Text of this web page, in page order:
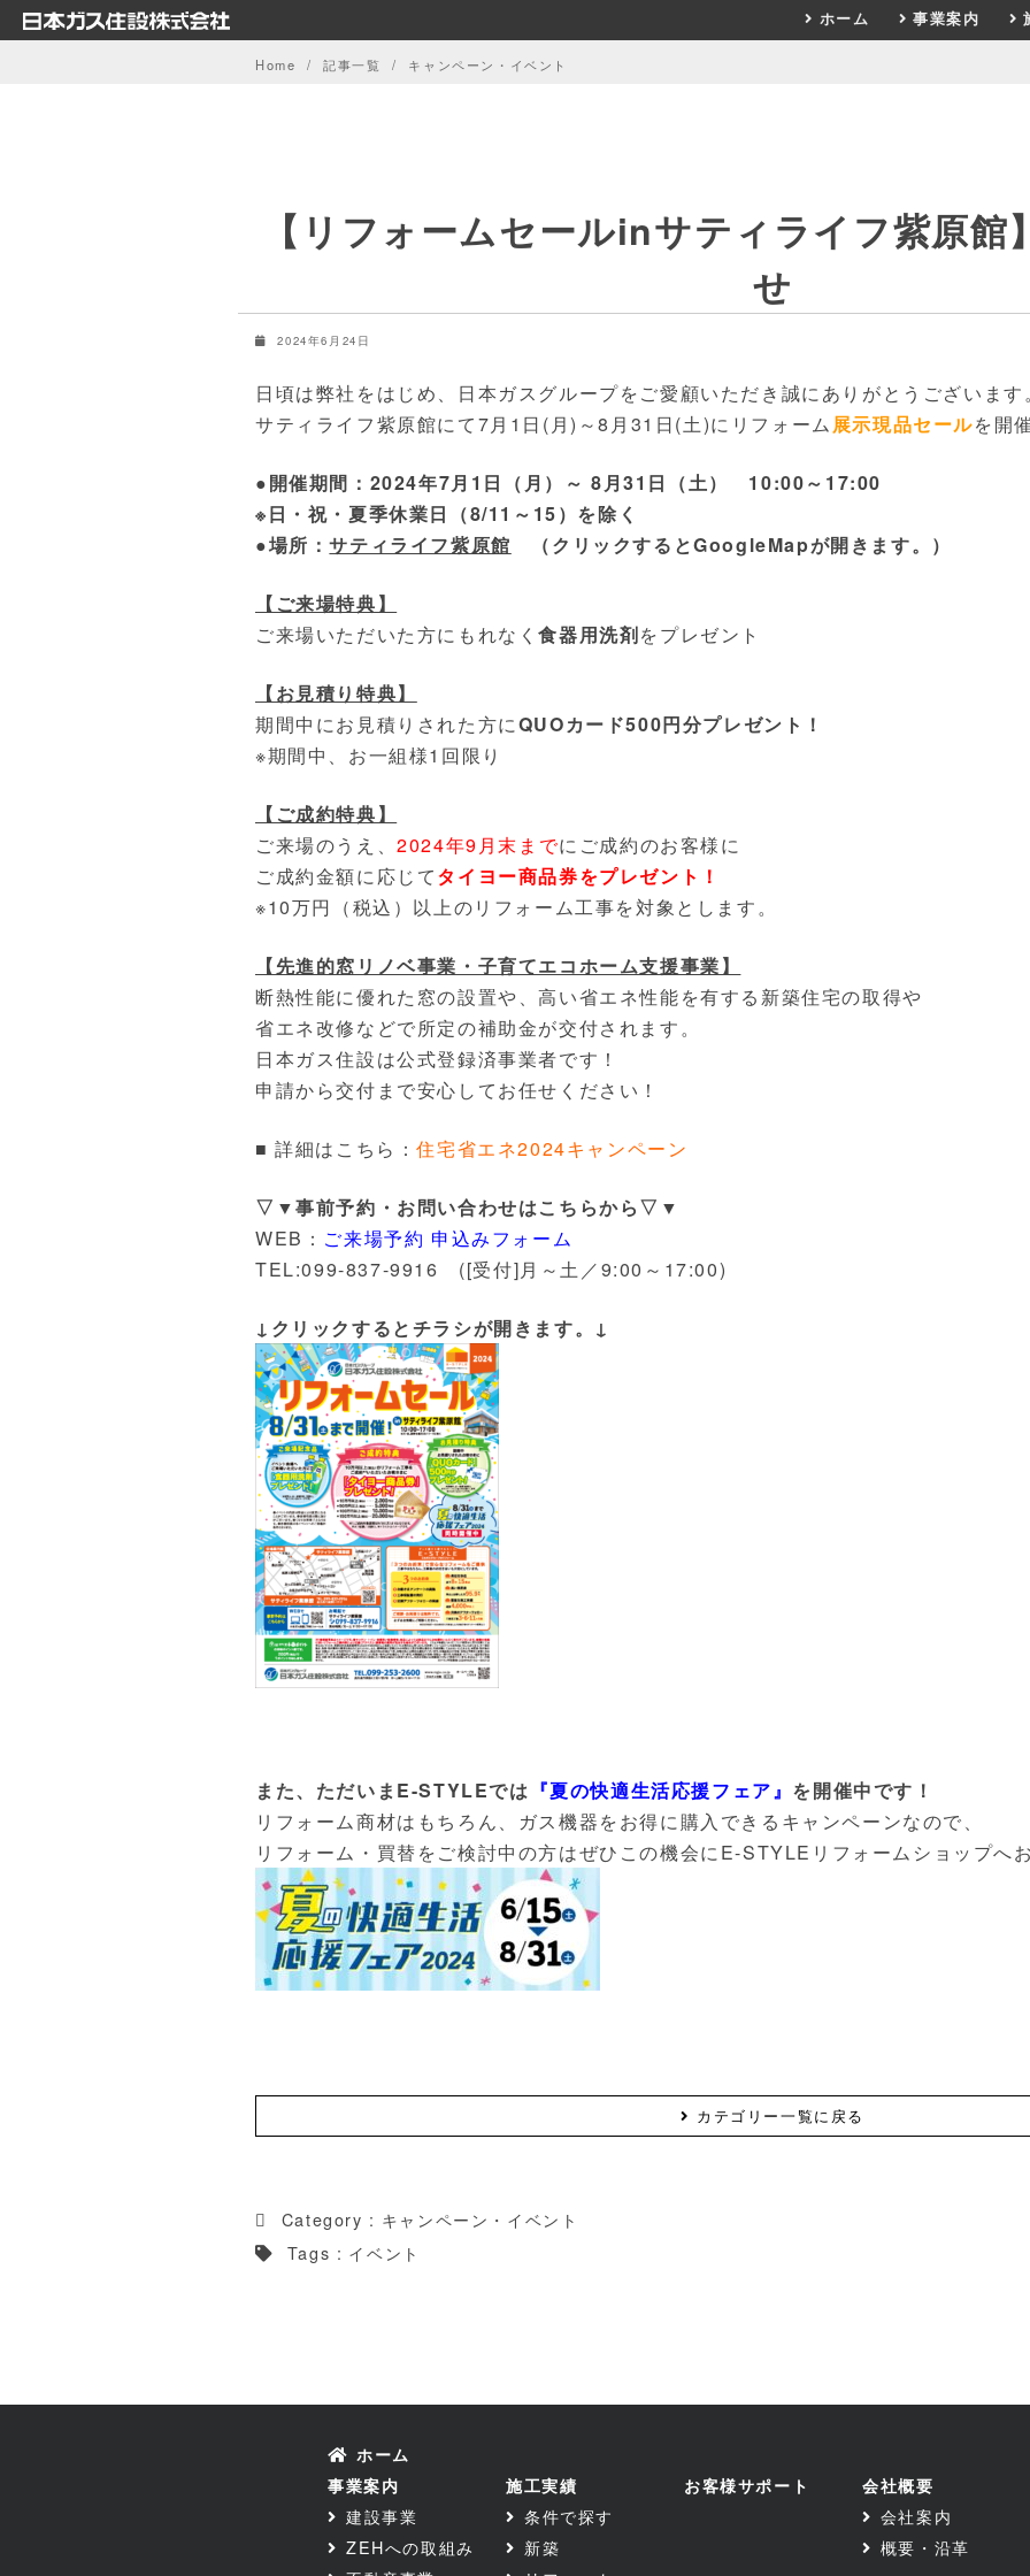
Skip
to
ホーム 事業案内
Home 記事一覧 キャンペーン・イベント
【リフォームセールinサティライフ紫原館
せ
2024年6月24日
日頃は弊社をはじめ、日本ガスグループをご愛顧いただき誠にありがとうございます。
サティライフ紫原館にて7月1日(月)～8月31日(土)にリフォーム展示現品セールを開
●開催期間：2024年7月1日（月）～ 8月31日（土） 10:00～17:00
※日・祝・夏季休業日（8/11～15）を除く
●場所：サティライフ紫原館 （クリックするとGoogleMapが開きます。）
【ご来場特典】
ご来場いただいた方にもれなく食器用洗剤をプレゼント
【お見積り特典】
期間中にお見積りされた方にQUOカード500円分プレゼント！
※期間中、お一組様1回限り
【ご成約特典】
ご来場のうえ、2024年9月末までにご成約のお客様に
ご成約金額に応じてタイヨー商品券をプレゼント！
※10万円（税込）以上のリフォーム工事を対象とします。
【先進的窓リノベ事業・子育てエコホーム支援事業】
断熱性能に優れた窓の設置や、高い省エネ性能を有する新築住宅の取得や
省エネ改修などで所定の補助金が交付されます。
日本ガス住設は公式登録済事業者です！
申請から交付まで安心してお任せください！
■ 詳細はこちら：住宅省エネ2024キャンペーン
▽▼事前予約・お問い合わせはこちらから▽▼
WEB： ご来場予約 申込みフォーム
TEL:099-837-9916 ([受付]月～土／9:00～17:00)
↓クリックするとチラシが開きます。 ↓
また、ただいまE-STYLEでは 『夏の快適生活応援フェア』 を開催中です ！
リフォーム商材はもちろん、ガス機器をお得に購入できるキャンペーンなので、
リフォーム・買替をご検討中の方はぜひこの機会にE-STYLEリフォームショップへ
カテゴリー一覧に戻る
Category : キャンペーン・イベント
Tags : イベント
ホーム
事業案内
建設事業
ZEHへの取組み
施工実績
条件で探す
新築
お客様サポート 会社概要
会社案内
概要・沿革